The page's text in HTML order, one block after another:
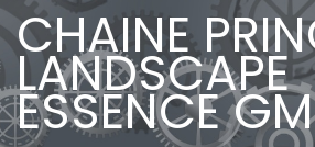
CHAINE
LANDSCAPE
ESSENCE